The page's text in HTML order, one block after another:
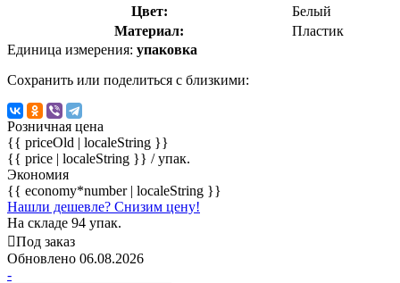
Цвет:
Белый
Материал:
Пластик
Единица измерения: упаковка
Сохранить или поделиться с близкими:
Розничная цена
{{ priceOld | localeString }}
{{ price | localeString }} / упак.
Экономия
{{ economy*number | localeString }}
Нашли дешевле? Снизим цену!
На складе 94 упак.
Под заказ
Обновлено 06.08.2026
-